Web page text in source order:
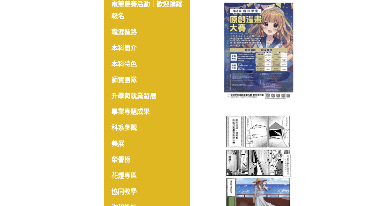
電競競賽活動｜歡迎踴躍
報名
職涯進路
本科簡介
本科特色
師資團隊
升學與就業發展
畢業專題成果
科系參觀
美展
榮譽榜
花燈專區
協同教學